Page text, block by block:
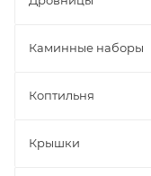
Каминные наборы
Коптильня
Крышки